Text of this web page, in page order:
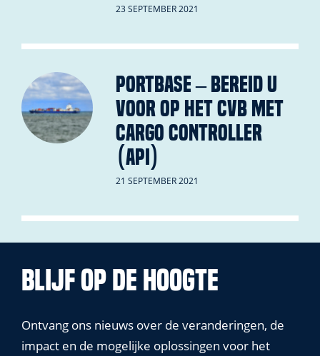
23 SEPTEMBER 2021
21 SEPTEMBER 2021
Portbase – Bereid u
voor op het CVB met
Cargo Controller
(API)
Blijf op de hoogte
Ontvang ons nieuws over de veranderingen, de
impact en de mogelijke oplossingen voor het